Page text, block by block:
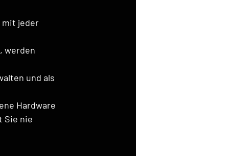
mit jeder
werden
und als
Hardware
Sie nie